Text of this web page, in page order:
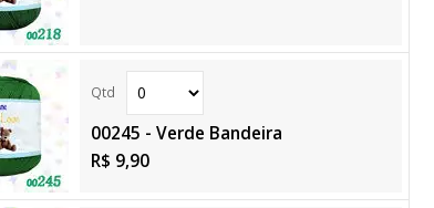
00245 - Verde Bandeira
R$ 9,90